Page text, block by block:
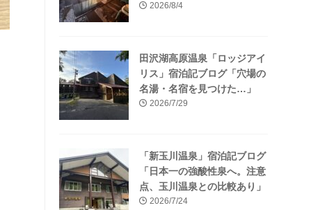
2026/8/4
田沢湖高原温泉「ロッジアイ
リス」宿泊記ブログ「穴場の
名湯・名宿を見つけた…」
2026/7/29
「新玉川温泉」宿泊記ブログ
「日本一の強酸性泉へ。注意
点、玉川温泉との比較あり」
2026/7/24